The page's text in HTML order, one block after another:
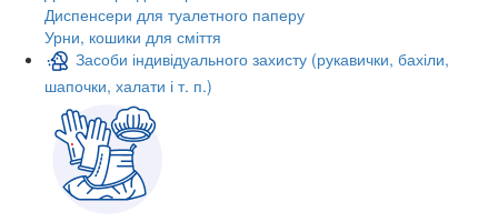
Диспенсери для туалетного паперу
Урни, кошики для сміття
Засоби індивідуального захисту (рукавички, бахіли,
шапочки, халати і т. п.)